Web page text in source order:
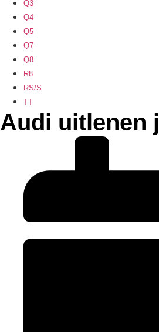
Q3
Q4
Q5
Q7
Q8
R8
RS/S
TT
Audi uitlenen